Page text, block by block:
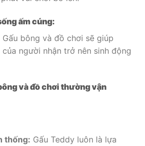
ấm cúng:
Gấu bông và đồ chơi sẽ giúp
người nhận trở nên sinh động
và đồ chơi thường vận
thống: Gấu Teddy luôn là lựa